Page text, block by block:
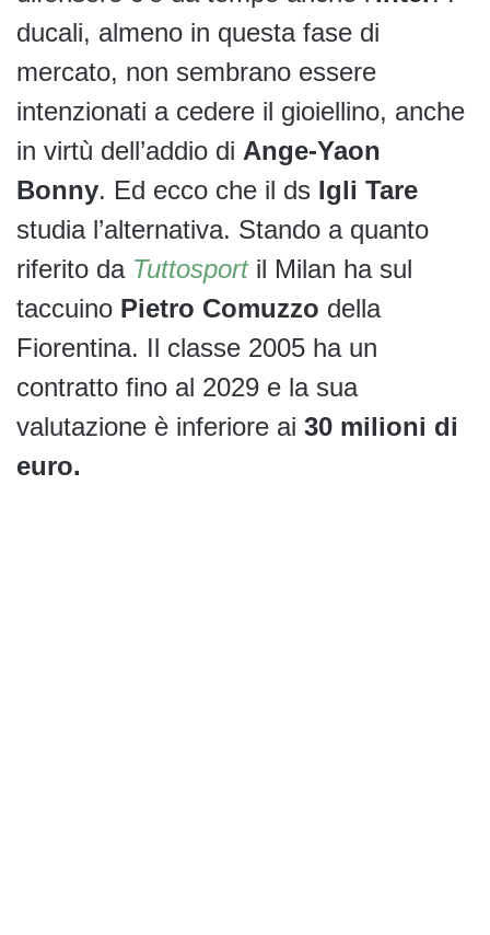
ducali, almeno in questa fase di
mercato, non sembrano essere
intenzionati a cedere il gioiellino, anche
in virtù dell’addio di Ange-Yaon
Bonny. Ed ecco che il ds Igli Tare
studia l’alternativa. Stando a quanto
riferito da Tuttosportil Milan ha sul
taccuino Pietro Comuzzo della
Fiorentina. Il classe 2005 ha un
contratto fino al 2029 e la sua
valutazione è inferiore ai 30 milioni di
euro.